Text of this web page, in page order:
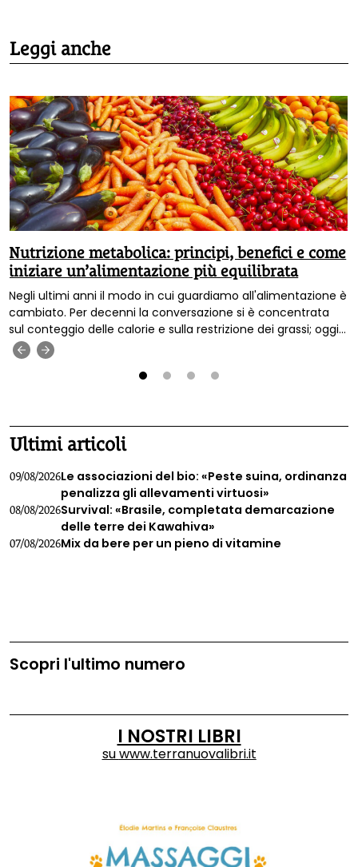
Leggi anche
Nutrizione metabolica: principi, benefici e come
iniziare un’alimentazione più equilibrata
Negli ultimi anni il modo in cui guardiamo all'alimentazione è
cambiato. Per decenni la conversazione si è concentrata
sul conteggio delle calorie e sulla restrizione dei grassi; oggi
sappiamo che la qualità di ciò che mangiamo conta molto
più della quantità, e che il corpo non risponde a tutti gli
alimenti allo stesso modo.
Ultimi articoli
09/08/2026Le associazioni del bio: «Peste suina, ordinanza
penalizza gli allevamenti virtuosi»
08/08/2026Survival: «Brasile, completata demarcazione
delle terre dei Kawahiva»
07/08/2026Mix da bere per un pieno di vitamine
Scopri l'ultimo numero
I NOSTRI LIBRI
suwww.terranuovalibri.it